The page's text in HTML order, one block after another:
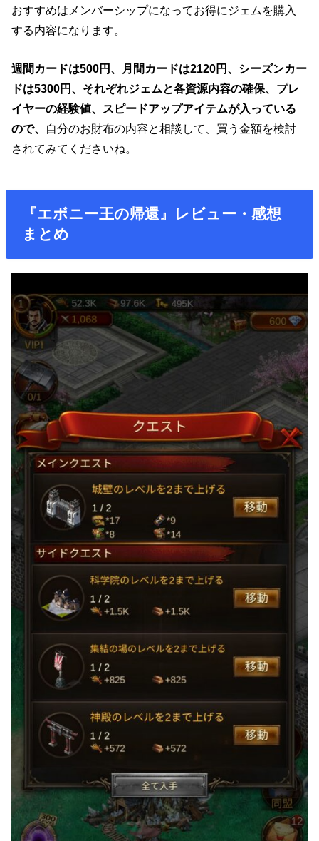
おすすめはメンバーシップになってお得にジェムを購入
する内容になります。
週間カードは500円、月間カードは2120円、シーズンカー
ドは5300円、それぞれジェムと各資源内容の確保、プレ
イヤーの経験値、スピードアップアイテムが入っている
ので、 自分のお財布の内容と相談して、買う金額を検討
されてみてくださいね。
『エボニー王の帰還』レビュー・感想
まとめ